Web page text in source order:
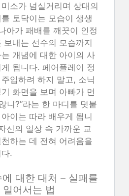
소가 넘실거리며 상대의
토닥이는 모습이 생생
아가 패배를 깨끗이 인정
보내는 선수의 모습까지
개념에 대한 아이의 사
됩니다. 페어플레이 정
입하려 하지 말고, 소닉
화면을 보며 아빠가 먼
니?”라는 한 마디를 덧붙
이는 따라 배우게 됩니
신의 일상 속 가까운 교
하는 데 전혀 어려움을
.
대한 대처 – 실패를
어서는 법